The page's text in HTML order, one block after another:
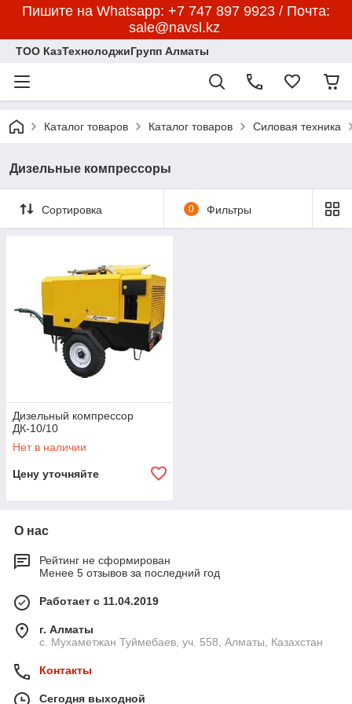
Пишите на Whatsapp: +7 747 897 9923 / Почта:
sale@navsl.kz
ТОО КазТехнолоджиГрупп Алматы
Каталог товаров Каталог товаров Силовая техника
Дизельные компрессоры
Сортировка 0 Фильтры
Дизельный компрессор
ДК-10/10
Нет в наличии
Цену уточняйте
О нас
Рейтинг не сформирован
Менее 5 отзывов за последний год
Работает с 11.04.2019
г. Алматы
с. Мухаметжан Туймебаев, уч. 558, Алматы, Казахстан
Контакты
Сегодня выходной